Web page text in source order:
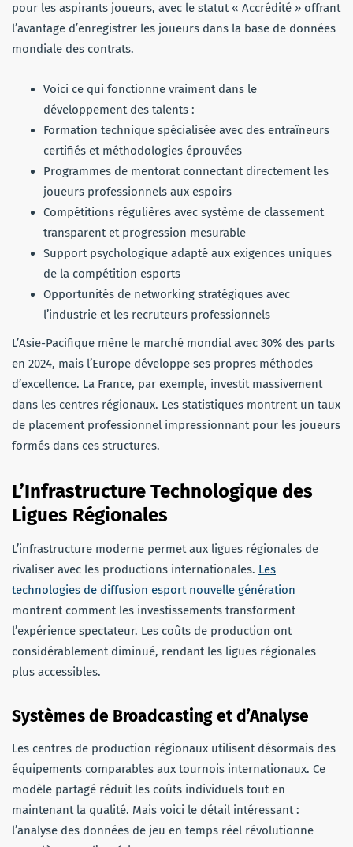
pour les aspirants joueurs, avec le statut « Accrédité » offrant
l’avantage d’enregistrer les joueurs dans la base de données
mondiale des contrats.
Voici ce qui fonctionne vraiment dans le
développement des talents :
Formation technique spécialisée avec des entraîneurs
certifiés et méthodologies éprouvées
Programmes de mentorat connectant directement les
joueurs professionnels aux espoirs
Compétitions régulières avec système de classement
transparent et progression mesurable
Support psychologique adapté aux exigences uniques
de la compétition esports
Opportunités de networking stratégiques avec
l’industrie et les recruteurs professionnels
L’Asie-Pacifique mène le marché mondial avec 30% des parts
en 2024, mais l’Europe développe ses propres méthodes
d’excellence. La France, par exemple, investit massivement
dans les centres régionaux. Les statistiques montrent un taux
de placement professionnel impressionnant pour les joueurs
formés dans ces structures.
L’Infrastructure Technologique des
Ligues Régionales
L’infrastructure moderne permet aux ligues régionales de
rivaliser avec les productions internationales. Les
technologies de diffusion esport nouvelle génération
montrent comment les investissements transforment
l’expérience spectateur. Les coûts de production ont
considérablement diminué, rendant les ligues régionales
plus accessibles.
Systèmes de Broadcasting et d’Analyse
Les centres de production régionaux utilisent désormais des
équipements comparables aux tournois internationaux. Ce
modèle partagé réduit les coûts individuels tout en
maintenant la qualité. Mais voici le détail intéressant :
l’analyse des données de jeu en temps réel révolutionne